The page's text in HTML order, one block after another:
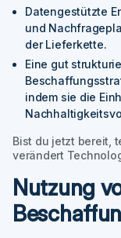
Datengestützte
und
der Lieferkette.
Eine gut
indem sie die
Bist du jetzt bereit,
verändert
Nutzung